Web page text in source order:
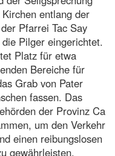
entlang der
Pfarrei Tac Say
Pilger eingerichtet.
Platz für etwa
Bereiche für
Grab von Pater
fassen. Das
der Provinz Ca
um den Verkehr
einen reibungslosen
gewährleisten.